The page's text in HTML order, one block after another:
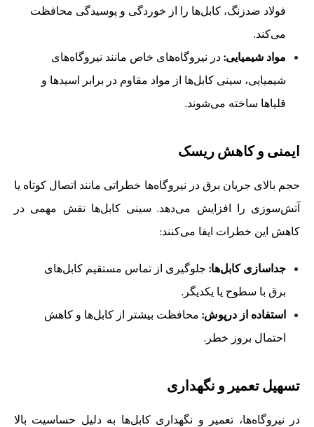
فولاد ضدزنگ، کابل‌ها را از خوردگی و پوسیدگی محافظت
می‌کند.
مواد شیمیایی: در نیروگاه‌های خاص مانند نیروگاه‌های
شیمیایی، سینی کابل‌ها از مواد مقاوم در برابر اسیدها و
قلیاها ساخته می‌شوند.
ایمنی و کاهش ریسک
حجم بالای جریان برق در نیروگاه‌ها خطراتی مانند اتصال کوتاه یا
آتش‌سوزی را افزایش می‌دهد. سینی کابل‌ها نقش مهمی در
کاهش این خطرات ایفا می‌کنند:
جداسازی کابل‌ها: جلوگیری از تماس مستقیم کابل‌های
برق با سطوح یا یکدیگر.
استفاده از درپوش: محافظت بیشتر از کابل‌ها و کاهش
احتمال بروز خطر.
تسهیل تعمیر و نگهداری
در نیروگاه‌ها، تعمیر و نگهداری کابل‌ها به دلیل حساسیت بالا